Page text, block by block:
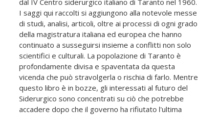
I saggi qui raccolti si aggiungono alla notevole messe
di studi, analisi, articoli, oltre ai processi di ogni grado
della magistratura italiana ed europea che hanno
continuato a susseguirsi insieme a conflitti non solo
scientifici e culturali. La popolazione di Taranto è
profondamente divisa e spaventata da questa
vicenda che può stravolgerla o rischia di farlo. Mentre
questo libro è in bozze, gli interessati al futuro del
Siderurgico sono concentrati su ciò che potrebbe
accadere dopo che il governo ha rifiutato l'ultima